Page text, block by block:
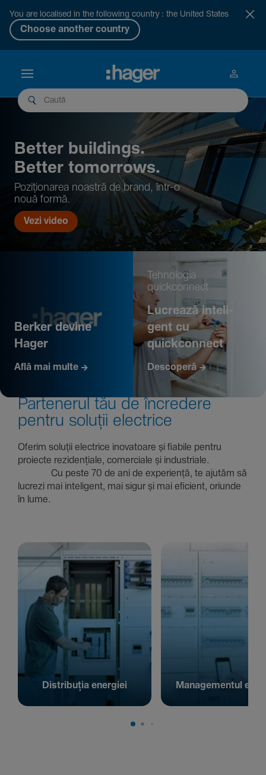
You are localised in the following country : the United States
Choose another country
Better buil­dings.
Better tomor­rows.
Pozi­țio­narea noastră de brand, într-o
nouă formă.
Vezi video
Berker devine
Hager
Află mai multe
Tehno­logia
quickconnect
Lucrează inte­li­
gent cu
quickconnect
Descoperă
Parte­nerul tău de încre­dere
pentru soluții electrice
Oferim soluții electrice inova­toare și fiabile pentru
proiecte rezi­den­țiale, comer­ciale și indus­triale.
Cu peste 70 de ani de expe­riență, te ajutăm să
lucrezi mai inte­li­gent, mai sigur și mai eficient, oriunde
în lume.
Distribuția energiei Managementul